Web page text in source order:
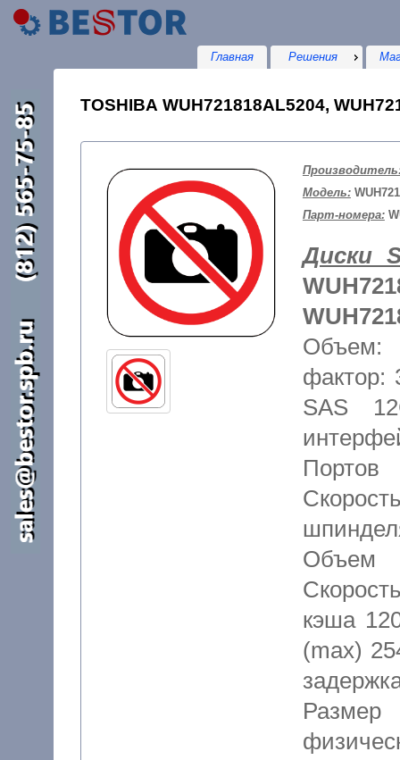
Главная Решения
TOSHIBA WUH721818AL5204,
Модель:
Парт-номера:
Диски
фактор:
SAS
Объем
кэша
(max)